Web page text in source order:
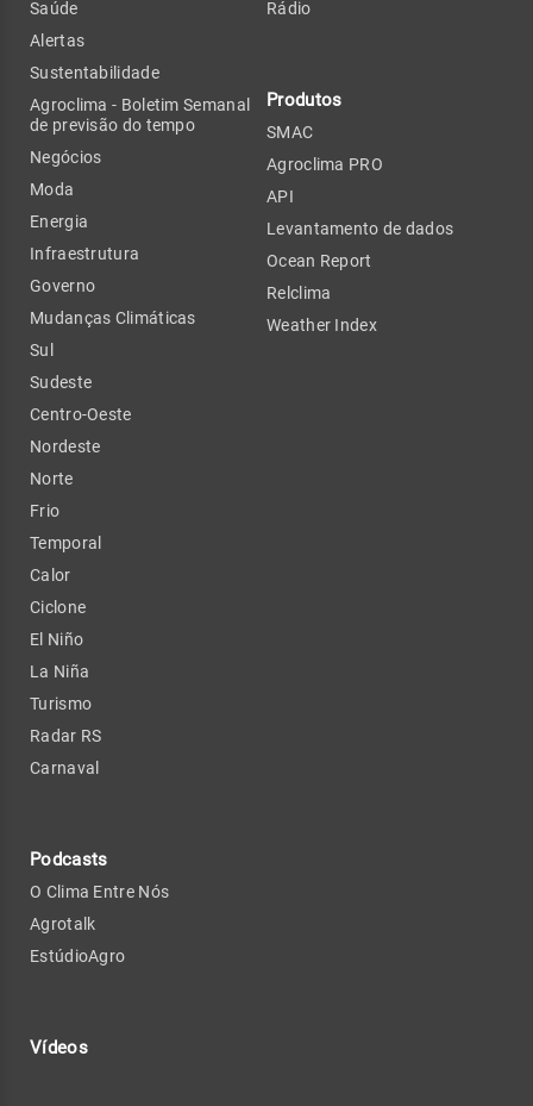
Saúde
Alertas
Sustentabilidade
Agroclima - Boletim Semanal
de previsão do tempo
Negócios
Moda
Energia
Infraestrutura
Governo
Mudanças Climáticas
Sul
Sudeste
Centro-Oeste
Nordeste
Norte
Frio
Temporal
Calor
Ciclone
El Niño
La Niña
Turismo
Radar RS
Carnaval
Podcasts
O Clima Entre Nós
Agrotalk
EstúdioAgro
Vídeos
Rádio
Produtos
SMAC
Agroclima PRO
API
Levantamento de dados
Ocean Report
Relclima
Weather Index